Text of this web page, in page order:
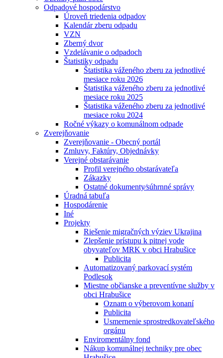
Odpadové hospodárstvo
Úroveň triedenia odpadov
Kalendár zberu odpadu
VZN
Zberný dvor
Vzdelávanie o odpadoch
Štatistiky odpadu
Štatistika váženého zberu za jednotlivé
mesiace roku 2026
Štatistika váženého zberu za jednotlivé
mesiace roku 2025
Štatistika váženého zberu za jednotlivé
mesiace roku 2024
Ročné výkazy o komunálnom odpade
Zverejňovanie
Zverejňovanie - Obecný portál
Zmluvy, Faktúry, Objednávky
Verejné obstarávanie
Profil verejného obstarávateľa
Zákazky
Ostatné dokumenty⁄súhrnné správy
Úradná tabuľa
Hospodárenie
Iné
Projekty
Riešenie migračných výziev Ukrajina
Zlepšenie prístupu k pitnej vode
obyvateľov MRK v obci Hrabušice
Publicita
Automatizovaný parkovací systém
Podlesok
Miestne občianske a preventívne služby v
obci Hrabušice
Oznam o výberovom konaní
Publicita
Usmernenie sprostredkovateľského
orgánu
Enviromentálny fond
Nákup komunálnej techniky pre obec